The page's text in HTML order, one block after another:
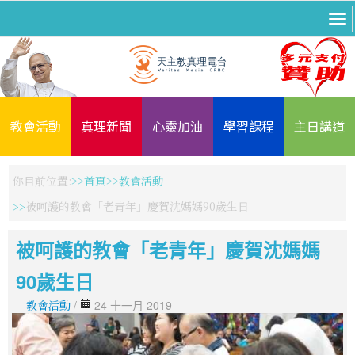
教會活動 真理新聞 心靈加油 學習課程 主日講道
你目前位置: 首頁
教會活動
被呵護的教會「老青年」慶賀沈媽媽90歲生日
被呵護的教會「老青年」慶賀沈媽媽
90歲生日
教會活動 / 24 十一月 2019